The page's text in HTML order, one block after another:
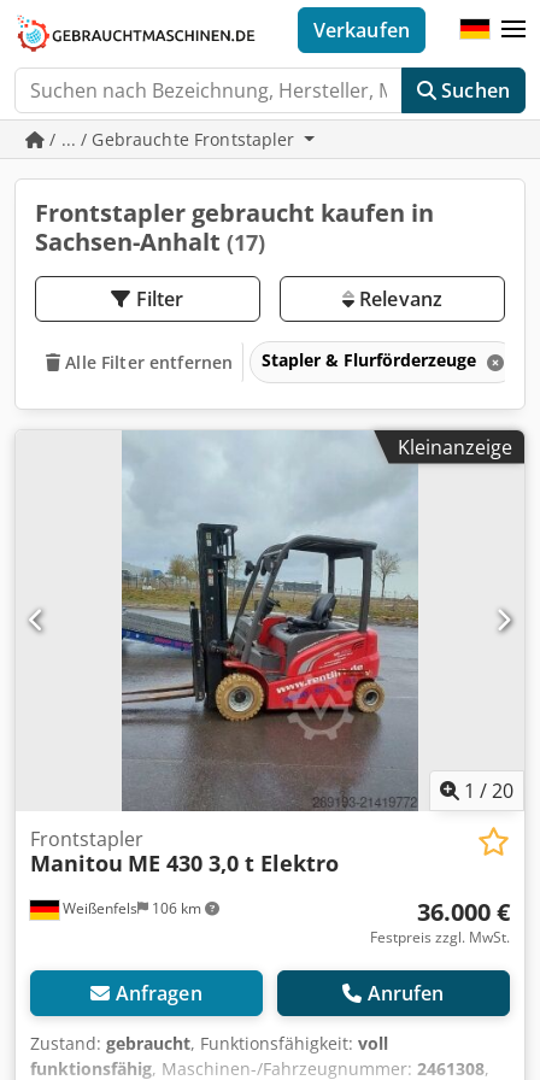
Suchen
Verkaufen
/ ... / Gebrauchte Frontstapler
Frontstapler gebraucht kaufen in
Sachsen-Anhalt (17)
Filter Relevanz
Alle Filter entfernen Stapler & Flurförderzeuge
Kleinanzeige
1 /20
Weißenfels 106 km
Frontstapler
Manitou ME 430 3,0 t Elektro
36.000 €
Festpreis zzgl. MwSt.
Anfragen Anrufen
Zustand: gebraucht, Funktionsfähigkeit: voll
funktionsfähig, Maschinen-/Fahrzeugnummer: 2461308,